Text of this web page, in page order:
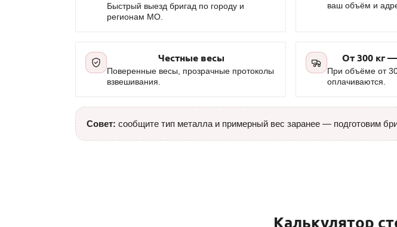
Быстрый выезд бригад по городу и
регионам МО.
ваш объём и
Честные весы
Поверенные весы, прозрачные протоколы
взвешивания.
От 300 кг
При объёме от
оплачиваются.
Совет: сообщите тип металла и примерный вес заранее — подготовим
Калькулятор